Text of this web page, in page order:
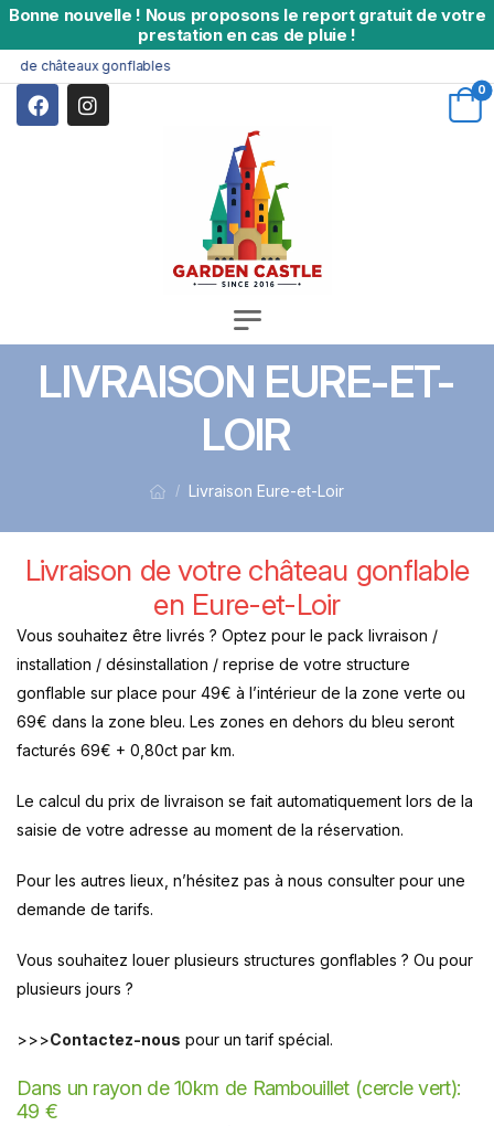
Bonne nouvelle ! Nous proposons le report gratuit de votre
prestation en cas de pluie !
châteaux gonflables
0
LIVRAISON EURE-ET-
LOIR
/ Livraison Eure-et-Loir
Livraison de votre château gonflable
en Eure-et-Loir
Vous souhaitez être livrés ? Optez pour le pack livraison /
installation / désinstallation / reprise de votre structure
gonflable sur place pour 49€ à l’intérieur de la zone verte ou
69€ dans la zone bleu. Les zones en dehors du bleu seront
facturés 69€ + 0,80ct par km.
Le calcul du prix de livraison se fait automatiquement lors de la
saisie de votre adresse au moment de la réservation.
Pour les autres lieux, n’hésitez pas à nous consulter pour une
demande de tarifs.
Vous souhaitez louer plusieurs structures gonflables ? Ou pour
plusieurs jours ?
>>>Contactez-nous pour un tarif spécial.
Dans un rayon de 10km de Rambouillet (cercle vert):
49 €